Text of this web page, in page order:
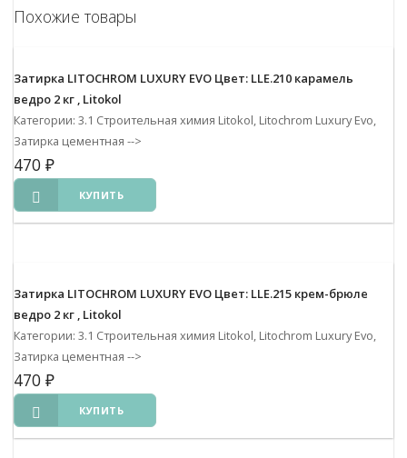
Похожие товары
Затирка LITOCHROM LUXURY EVO Цвет: LLE.210 карамель
ведро 2 кг , Litokol
Категории: 3.1 Строительная химия Litokol, Litochrom Luxury Evo,
Затирка цементная -->
470 ₽
КУПИТЬ
Затирка LITOCHROM LUXURY EVO Цвет: LLE.215 крем-брюле
ведро 2 кг , Litokol
Категории: 3.1 Строительная химия Litokol, Litochrom Luxury Evo,
Затирка цементная -->
470 ₽
КУПИТЬ